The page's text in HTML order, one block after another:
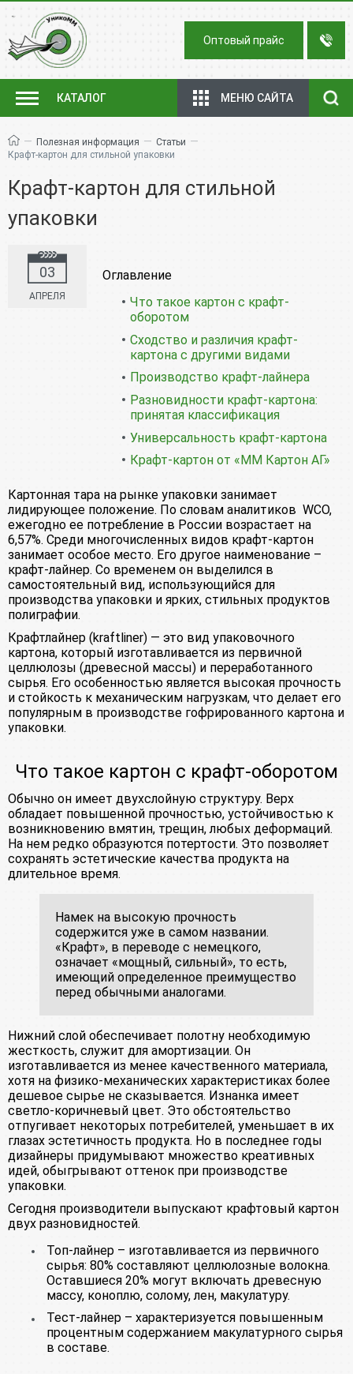
Оптовый прайс
КАТАЛОГ МЕНЮ САЙТА
— Полезная информация — Статьи —
Крафт-картон для стильной упаковки
Крафт-картон для стильной
упаковки
03
АПРЕЛЯ
Оглавление
Что такое картон с крафт-
оборотом
Сходство и различия крафт-
картона с другими видами
Производство крафт-лайнера
Разновидности крафт-картона:
принятая классификация
Универсальность крафт-картона
Крафт-картон от «ММ Картон АГ»
Картонная тара на рынке упаковки занимает
лидирующее положение. По словам аналитиков WCO,
ежегодно ее потребление в России возрастает на
6,57%. Среди многочисленных видов крафт-картон
занимает особое место. Его другое наименование –
крафт-лайнер. Со временем он выделился в
самостоятельный вид, использующийся для
производства упаковки и ярких, стильных продуктов
полиграфии.
Крафтлайнер (kraftliner) — это вид упаковочного
картона, который изготавливается из первичной
целлюлозы (древесной массы) и переработанного
сырья. Его особенностью является высокая прочность
и стойкость к механическим нагрузкам, что делает его
популярным в производстве гофрированного картона и
упаковки.
Что такое картон с крафт-оборотом
Обычно он имеет двухслойную структуру. Верх
обладает повышенной прочностью, устойчивостью к
возникновению вмятин, трещин, любых деформаций.
На нем редко образуются потертости. Это позволяет
сохранять эстетические качества продукта на
длительное время.
Намек на высокую прочность
содержится уже в самом названии.
«Крафт», в переводе с немецкого,
означает «мощный, сильный», то есть,
имеющий определенное преимущество
перед обычными аналогами.
Нижний слой обеспечивает полотну необходимую
жесткость, служит для амортизации. Он
изготавливается из менее качественного материала,
хотя на физико-механических характеристиках более
дешевое сырье не сказывается. Изнанка имеет
светло-коричневый цвет. Это обстоятельство
отпугивает некоторых потребителей, уменьшает в их
глазах эстетичность продукта. Но в последнее годы
дизайнеры придумывают множество креативных
идей, обыгрывают оттенок при производстве
упаковки.
Сегодня производители выпускают крафтовый картон
двух разновидностей.
Топ-лайнер – изготавливается из первичного
сырья: 80% составляют целлюлозные волокна.
Оставшиеся 20% могут включать древесную
массу, коноплю, солому, лен, макулатуру.
Тест-лайнер – характеризуется повышенным
процентным содержанием макулатурного сырья
в составе.